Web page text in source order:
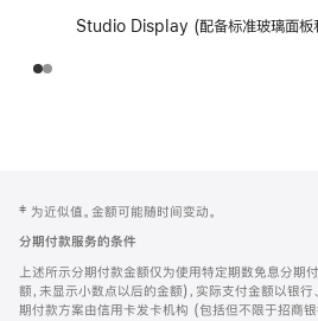
Studio Display (配备标准玻璃面板
页
页
脚
注
‡ 为近似值。金额可能随时间变动。
分期付款服务的条件
上述所示分期付款金额仅为使用特定期数免息分期
额，未显示小数点以后的金额)，实际支付金额以银行
期付款方案由信用卡发卡机构 (包括但不限于招商银